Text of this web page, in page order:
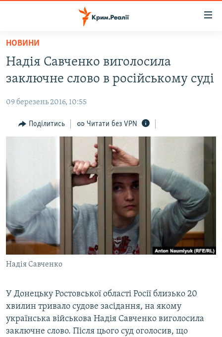
Перейти
основного
матеріалу
до
навігації
Перейти
ВОДА.КРИМ
ПОЛІТИКА
БЛОГИ
СПЕЦПРОЕКТИ
ДЕПОРТАЦІЯ
ВІДЕОУРОКИ «ELIFBE»
СВІДЧЕННЯ ОКУПАЦІЇ
УКРАЇНСЬКА ПРОБЛЕМА КРИМУ
ЯК ОБІЙТИ БЛОКУВАННЯ
Русский
Qırımtatar
Усі сайти RFE/RL
НОВИНИ
Надія Савченко виголосила
заключне слово в російському суді
09 березень 2016, 10:55
Поділитись Читати без VPN
Надія Савченко
У Донецьку Ростовської області Росії близько 20
хвилин тривало судове засідання, на якому
українська військова Надія Савченко виголосила
заключне слово. Після цього суд оголосив, що